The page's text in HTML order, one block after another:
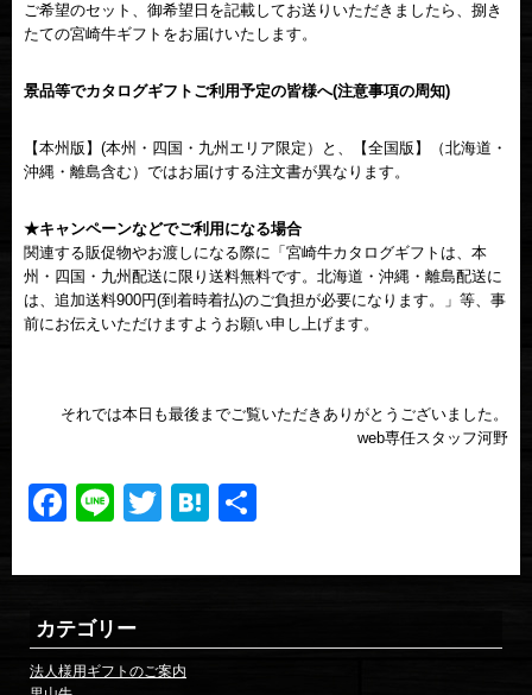
ご希望のセット、御希望日を記載してお送りいただきましたら、捌き
たての宮崎牛ギフトをお届けいたします。
景品等でカタログギフトご利用予定の皆様へ(注意事項の周知)
【本州版】(本州・四国・九州エリア限定）と、【全国版】（北海道・
沖縄・離島含む）ではお届けする注文書が異なります。
★キャンペーンなどでご利用になる場合
関連する販促物やお渡しになる際に「宮崎牛カタログギフトは、本
州・四国・九州配送に限り送料無料です。北海道・沖縄・離島配送に
は、追加送料900円(到着時着払)のご負担が必要になります。」等、事
前にお伝えいただけますようお願い申し上げます。
それでは本日も最後までご覧いただきありがとうございました。
web専任スタッフ河野
Facebook
LineTwitterHatena
カテゴリー
法人様用ギフトのご案内